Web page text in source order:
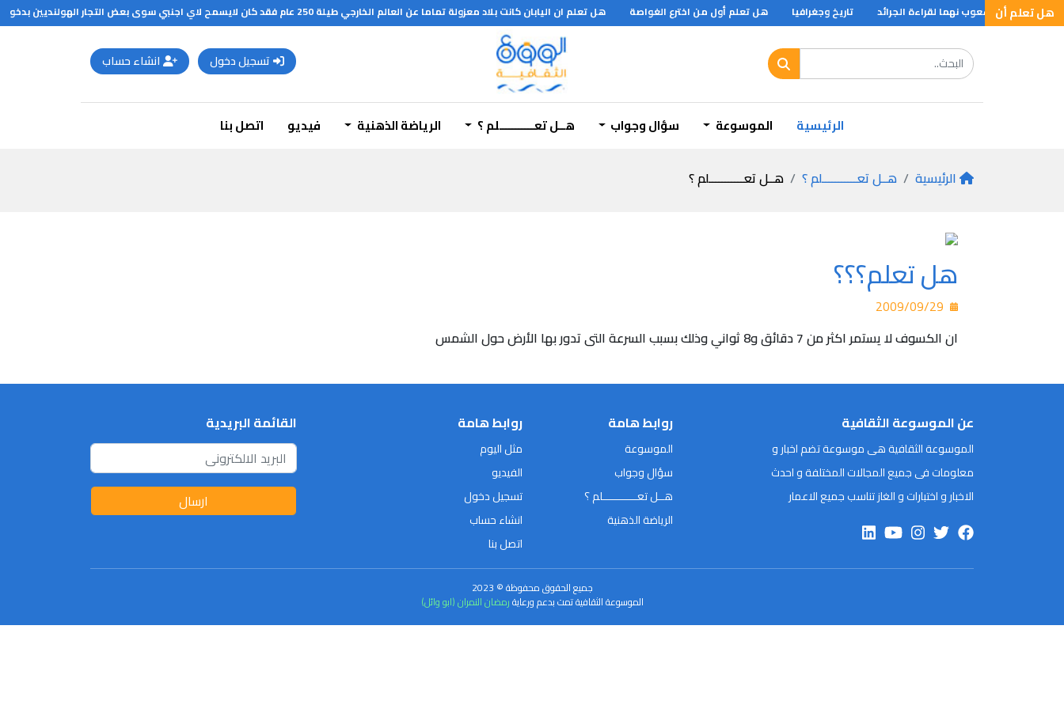
هل تعلم أن
تعلم اكثر الشعوب نهما لقراءة الجرائد تاريخ وجغرافيا هل تعلم أول من اخترع الغواصة هل تعلم ان اليابان كانت بلاد معزولة تماما عن العالم الخارجي طيلة 250 عام فقد كان لايسمح لاي اجنبي سوى بعض التجار الهولنديين بدخول البلاد كما لم يكن مسموح حتى لاهل البلاد الاصليين من مغادرة بلادهم
تسجيل دخول انشاء حساب
الرئيسية الموسوعة سؤال وجواب هــل تعـــــــــــلم ؟ الرياضة الذهنية فيديو اتصل بنا
الرئيسية هــل تعـــــــــــلم ؟ هــل تعـــــــــــلم ؟
هل تعلم؟؟؟
ان الكسوف لا يستمر اكثر من 7 دقائق و8 ثواني وذلك بسبب السرعة التى تدور بها الأرض حول الشمس
عن الموسوعة الثقافية
الموسوعة الثقافية هى موسوعة تضم اخبار و
معلومات فى جميع المجالات المختلفة و احدث
الاخبار و اختبارات و الغاز تناسب جميع الاعمار
روابط هامة
الموسوعة
سؤال وجواب
هــل تعـــــــــــلم ؟
الرياضة الذهنية
روابط هامة
مثل اليوم
الفيديو
تسجيل دخول
انشاء حساب
اتصل بنا
القائمة البريدية
ارسال
جميع الحقوق محفوظة © 2023
الموسوعة الثقافية تمت بدعم ورعايةرمضان النمران (ابو وائل)